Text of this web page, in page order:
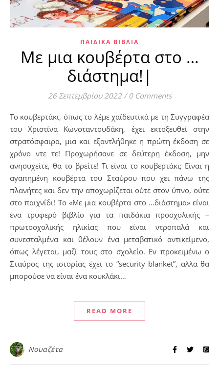
ΠΑΙΔΙΚΆ ΒΙΒΛΊΑ
Με μια κουβέρτα στο …
διάστημα!|
26 Σεπτεμβρίου 2022 / 0 Comments
Το κουβερτάκι, όπως το λέμε χαϊδευτικά με τη Συγγραφέα
του Χριστίνα Κωνσταντουδάκη, έχει εκτοξευθεί στην
στρατόσφαιρα, μια και εξαντλήθηκε η πρώτη έκδοση σε
χρόνο ντε τε! Προχωρήσανε σε δεύτερη έκδοση, μην
ανησυχείτε, θα το βρείτε! Τι είναι το κουβερτάκι; Είναι η
αγαπημένη κουβέρτα του Σταύρου που χει πάνω της
πλανήτες και δεν την αποχωρίζεται ούτε στον ύπνο, ούτε
στο παιχνίδι! Το «Με μια κουβέρτα στο …διάστημα» είναι
ένα τρυφερό βιβλίο για τα παιδάκια προσχολικής –
πρωτοσχολικής ηλικίας που είναι ντροπαλά και
συνεσταλμένα και θέλουν ένα μεταβατικό αντικείμενο,
όπως λέγεται, μαζί τους στο σχολείο. Εν προκειμένω ο
Σταύρος της ιστορίας έχει το “security blanket”, αλλα θα
μπορούσε να είναι ένα κουκλάκι…
READ MORE
Νουαζέτα